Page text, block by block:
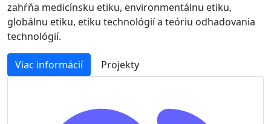
zahŕňa medicínsku etiku, environmentálnu etiku,
globálnu etiku, etiku technológií a teóriu odhadovania
technológií.
Viac informácií Projekty